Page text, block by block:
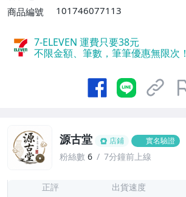
商品編號
101746077113
7-ELEVEN 運費只要38元
不限金額、筆數，筆筆優惠無限次！
源古堂 店鋪 實名驗證
粉絲數 6 7分鐘前上線
正評 出貨速度